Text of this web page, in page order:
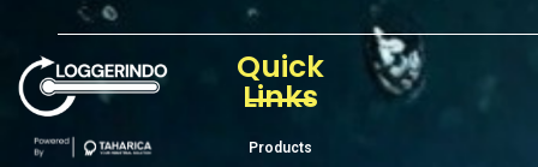
Quick
Links
Products